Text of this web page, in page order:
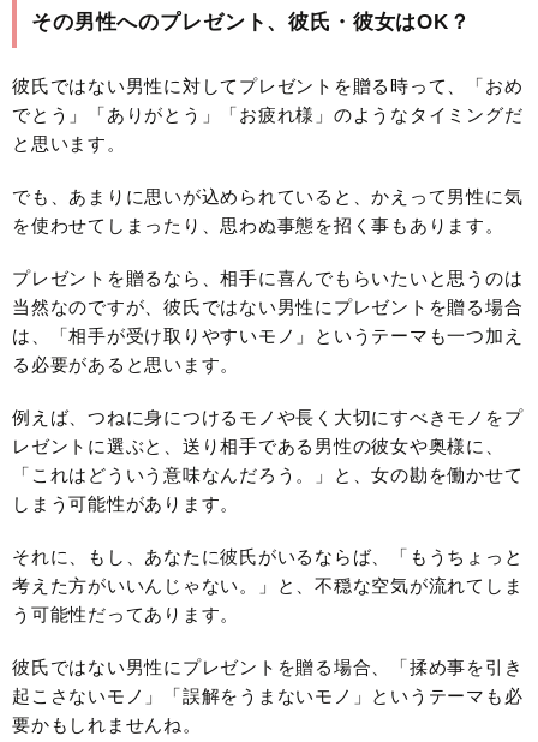
その男性へのプレゼント、彼氏・彼女はOK？
彼氏ではない男性に対してプレゼントを贈る時って、「おめ
でとう」「ありがとう」「お疲れ様」のようなタイミングだ
と思います。
でも、あまりに思いが込められていると、かえって男性に気
を使わせてしまったり、思わぬ事態を招く事もあります。
プレゼントを贈るなら、相手に喜んでもらいたいと思うのは
当然なのですが、彼氏ではない男性にプレゼントを贈る場合
は、「相手が受け取りやすいモノ」というテーマも一つ加え
る必要があると思います。
例えば、つねに身につけるモノや長く大切にすべきモノをプ
レゼントに選ぶと、送り相手である男性の彼女や奥様に、
「これはどういう意味なんだろう。」と、女の勘を働かせて
しまう可能性があります。
それに、もし、あなたに彼氏がいるならば、「もうちょっと
考えた方がいいんじゃない。」と、不穏な空気が流れてしま
う可能性だってあります。
彼氏ではない男性にプレゼントを贈る場合、「揉め事を引き
起こさないモノ」「誤解をうまないモノ」というテーマも必
要かもしれませんね。